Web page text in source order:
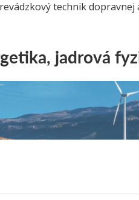
technik dopravnej
jadrová